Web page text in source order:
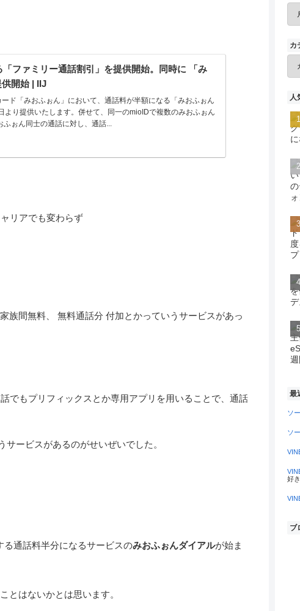
ファミリー通話割引」を提供開始。同時に 「み
開始 | IIJ
ド「みおふぉん」において、通話料が半額になる「みおふぉん
より提供いたします。併せて、同一のmioIDで複数のみおふぉん
ぉん同士の通話に対し、通話...
リアでも変わらず
族間無料、 無料通話分 付加とかっていうサービスがあっ
でもプリフィックスとか専用アプリを用いることで、通話
ービスがあるのがせいぜいでした。
る通話料半分になるサービスのみおふぉんダイアルが始ま
とはないかとは思います。
カ
人
最
ソ
ソ
好き
ブ